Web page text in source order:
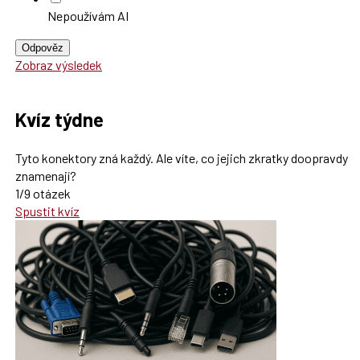
Nepoužívám AI
Odpověz
Zobraz výsledek
Kvíz týdne
Tyto konektory zná každý. Ale víte, co jejich zkratky doopravdy
znamenají?
1/9 otázek
Spustit kvíz